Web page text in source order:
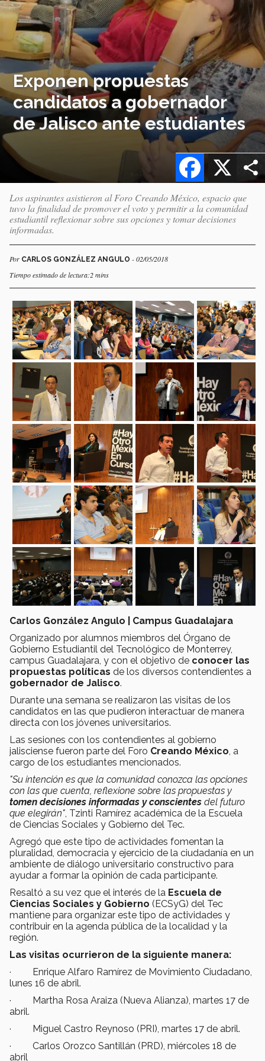
Exponen propuestas
candidatos a gobernador
de Jalisco ante estudiantes
X
Facebook
Los aspirantes asistieron al Foro Creando México, espacio que
tuvo la finalidad de promover el voto y permitir a la comunidad
estudiantil reflexionar sobre sus opciones y tomar decisiones
informadas.
Por CARLOS GONZÁLEZ ANGULO - 02/05/2018
Tiempo estimado de lectura:2 mins
Carlos González Angulo | Campus Guadalajara
Organizado por alumnos miembros del Órgano de
Gobierno Estudiantil del Tecnológico de Monterrey,
campus Guadalajara, y con el objetivo de conocer las
propuestas políticas de los diversos contendientes a
gobernador de Jalisco.
Durante una semana se realizaron las visitas de los
candidatos en las que pudieron interactuar de manera
directa con los jóvenes universitarios.
Las sesiones con los contendientes al gobierno
jalisciense fueron parte del Foro Creando México , a
cargo de los estudiantes mencionados.
"Su intención es que la comunidad conozca las opciones
con las que cuenta, reflexione sobre las propuestas y
tomen decisiones informadas y conscientes del futuro
que elegirán" , Tzinti Ramírez académica de la Escuela
de Ciencias Sociales y Gobierno del Tec.
Agregó que este tipo de actividades fomentan la
pluralidad, democracia y ejercicio de la ciudadanía en un
ambiente de diálogo universitario constructivo para
ayudar a formar la opinión de cada participante.
Resaltó a su vez que el interés de la Escuela de
Ciencias Sociales y Gobierno (ECSyG) del Tec
mantiene para organizar este tipo de actividades y
contribuir en la agenda pública de la localidad y la
región.
Las visitas ocurrieron de la siguiente manera:
· Enrique Alfaro Ramírez de Movimiento Ciudadano,
lunes 16 de abril.
· Martha Rosa Araiza (Nueva Alianza), martes 17 de
abril.
· Miguel Castro Reynoso (PRI), martes 17 de abril.
· Carlos Orozco Santillán (PRD), miércoles 18 de
abril